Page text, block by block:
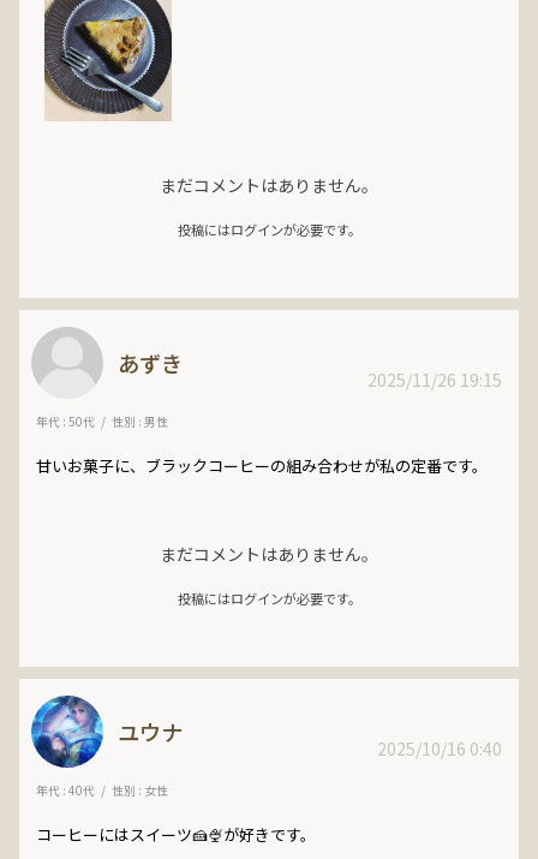
まだコメントはありません。
投稿にはログインが必要です。
あずき
年代 : 50代 性別 : 男性
甘いお菓子に、ブラックコーヒーの組み合わせが私の定番です。
2025/11/26 19:15
まだコメントはありません。
投稿にはログインが必要です。
ユウナ
年代 : 40代 性別 : 女性
コーヒーにはスイーツ🍰🍨が好きです。
2025/10/16 0:40